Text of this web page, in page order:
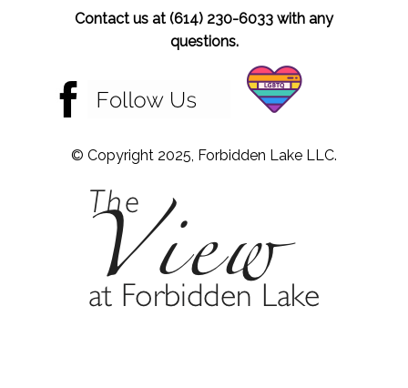
Contact us at (614) 230-6033 with any
questions.
© Copyright 2025, Forbidden Lake LLC.